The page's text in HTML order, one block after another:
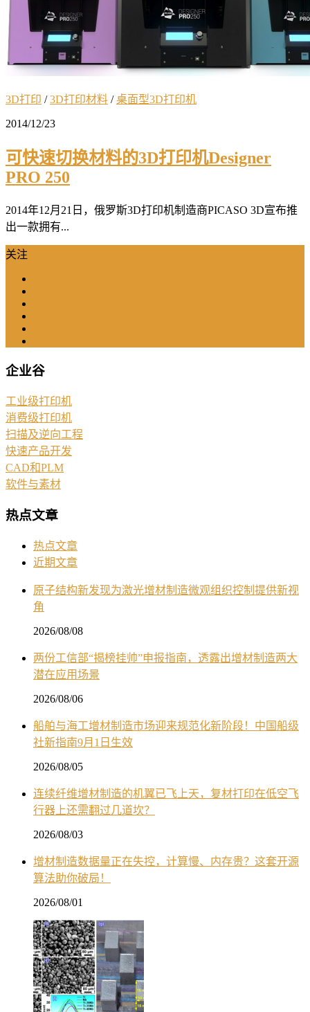
3D打印 /3D打印材料 /桌面型3D打印机
2014/12/23
可快速切换材料的3D打印机Designer
PRO 250
2014年12月21日，俄罗斯3D打印机制造商PICASO 3D宣布推
出一款拥有...
关注
企业谷
工业级打印机
消费级打印机
扫描及逆向工程
快速产品开发
CAD和PLM
软件与素材
热点文章
热点文章
近期文章
原子结构新发现为激光增材制造微观组织控制提供新视
角
2026/08/08
两份工信部“揭榜挂帅”申报指南，透露出增材制造两大
潜在应用场景
2026/08/06
船舶与海工增材制造市场迎来规范化新阶段！中国船级
社新指南9月1日生效
2026/08/05
连续纤维增材制造的机翼已飞上天，复材打印在低空飞
行器上还需翻过几道坎？
2026/08/03
增材制造数据量正在失控，计算慢、内存贵？这套开源
算法助你破局！
2026/08/01